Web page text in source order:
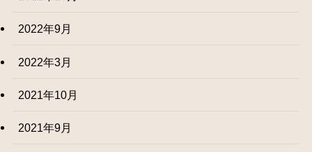
2022年9月
2022年3月
2021年10月
2021年9月